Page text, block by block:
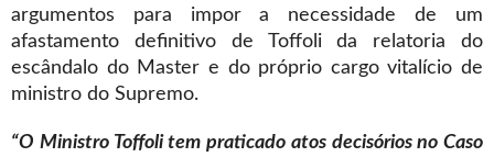
argumentos para impor a necessidade de um
afastamento definitivo de Toffoli da relatoria do
escândalo do Master e do próprio cargo vitalício de
ministro do Supremo.
“O Ministro Toffoli tem praticado atos decisórios no Caso